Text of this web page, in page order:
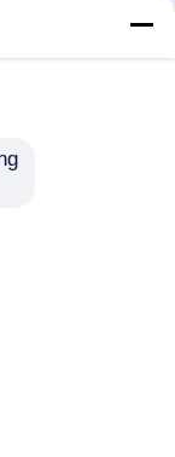
ράβδο